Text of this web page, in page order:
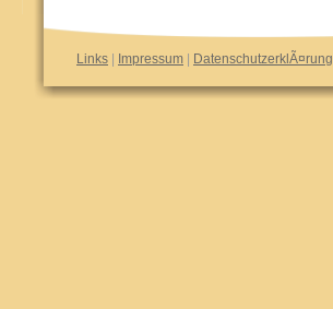
Links | Impressum | DatenschutzerklÃ¤rung